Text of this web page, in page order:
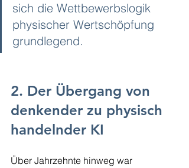
sich die Wettbewerbslogik
physischer Wertschöpfung
grundlegend.
2. Der Übergang von
denkender zu physisch
handelnder KI
Über Jahrzehnte hinweg war